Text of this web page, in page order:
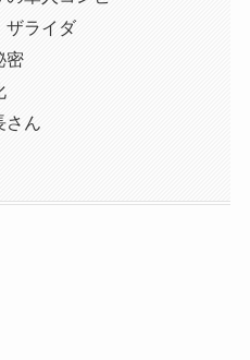
ザライダ
密
さん